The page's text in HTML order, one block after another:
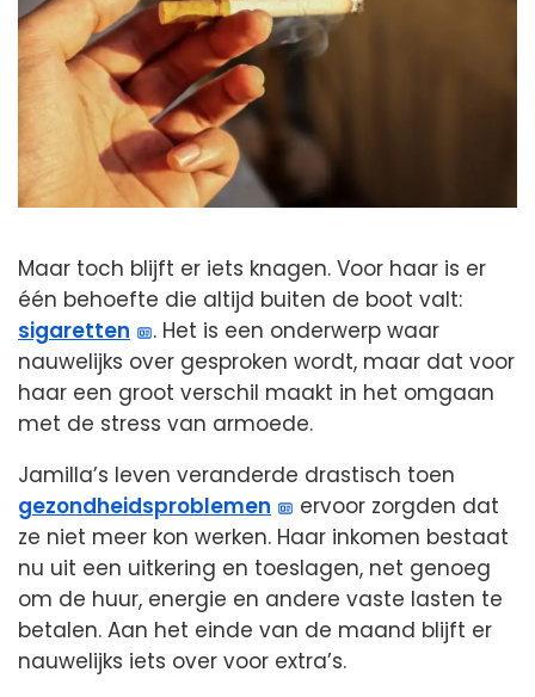
Maar toch blijft er iets knagen. Voor haar is er
één behoefte die altijd buiten de boot valt:
sigaretten
. Het is een onderwerp waar
nauwelijks over gesproken wordt, maar dat voor
haar een groot verschil maakt in het omgaan
met de stress van armoede.
Jamilla’s leven veranderde drastisch toen
gezondheidsproblemen
ervoor zorgden dat
ze niet meer kon werken. Haar inkomen bestaat
nu uit een uitkering en toeslagen, net genoeg
om de huur, energie en andere vaste lasten te
betalen. Aan het einde van de maand blijft er
nauwelijks iets over voor extra’s.